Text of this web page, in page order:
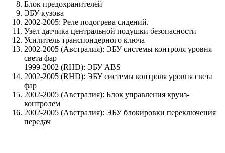
Блок предохранителей
ЭБУ кузова
2002-2005: Реле подогрева сидений.
Узел датчика центральной подушки безопасности
Усилитель транспондерного ключа
2002-2005 (Австралия): ЭБУ системы контроля уровня
света фар
1999-2002 (RHD): ЭБУ ABS
2002-2005 (RHD): ЭБУ системы контроля уровня света
фар
2002-2005 (Австралия): Блок управления круиз-
контролем
2002-2005 (Австралия): ЭБУ блокировки переключения
передач